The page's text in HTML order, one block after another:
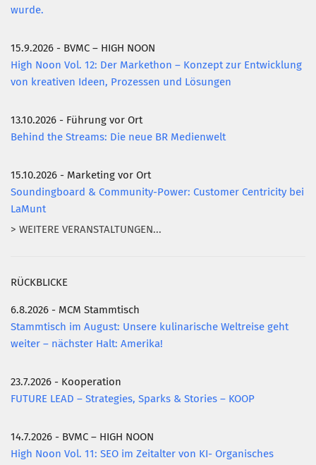
wurde.
15.9.2026 - BVMC – HIGH NOON
High Noon Vol. 12: Der Markethon – Konzept zur Entwicklung
von kreativen Ideen, Prozessen und Lösungen
13.10.2026 - Führung vor Ort
Behind the Streams: Die neue BR Medienwelt
15.10.2026 - Marketing vor Ort
Soundingboard & Community-Power: Customer Centricity bei
LaMunt
> WEITERE VERANSTALTUNGEN...
RÜCKBLICKE
6.8.2026 - MCM Stammtisch
Stammtisch im August: Unsere kulinarische Weltreise geht
weiter – nächster Halt: Amerika!
23.7.2026 - Kooperation
FUTURE LEAD – Strategies, Sparks & Stories – KOOP
14.7.2026 - BVMC – HIGH NOON
High Noon Vol. 11: SEO im Zeitalter von KI- Organisches